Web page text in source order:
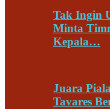
Tak Ingin
Minta
Kepala…
Juara
Tavares